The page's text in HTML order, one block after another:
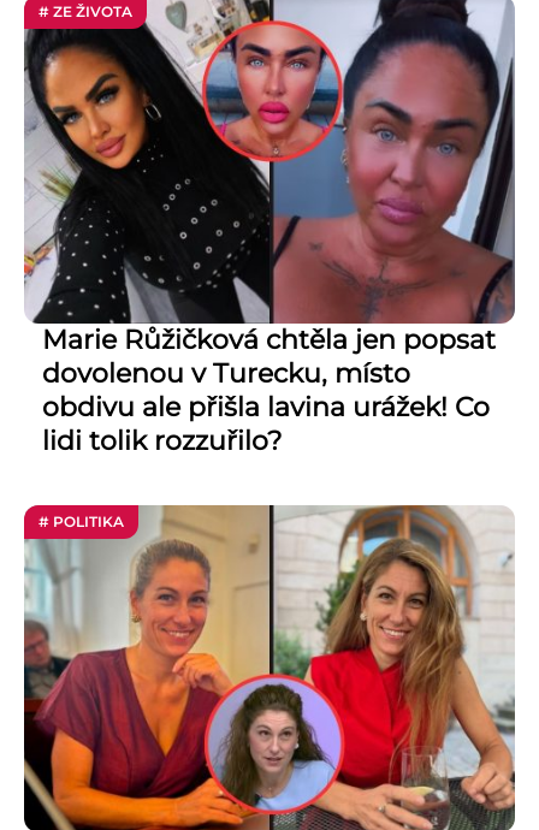
# ZE ŽIVOTA
Marie Růžičková chtěla jen popsat
dovolenou v Turecku, místo
obdivu ale přišla lavina urážek! Co
lidi tolik rozzuřilo?
# POLITIKA